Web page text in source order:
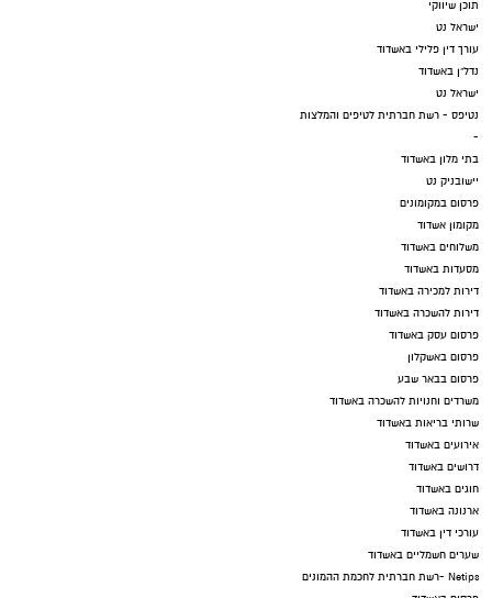
תוכן שיווקי
ישראל נט
עורך דין פלילי באשדוד
נדל"ן באשדוד
ישראל נט
נטיפס - רשת חברתית לטיפים והמלצות
-
בתי מלון באשדוד
יישובניק נט
פרסום במקומונים
מקומון אשדוד
משלוחים באשדוד
מסעדות באשדוד
דירות למכירה באשדוד
דירות להשכרה באשדוד
פרסום עסק באשדוד
פרסום באשקלון
פרסום בבאר שבע
משרדים וחנויות להשכרה באשדוד
שרותי בריאות באשדוד
אירועים באשדוד
דרושים באשדוד
חוגים באשדוד
ארנונה באשדוד
עורכי דין באשדוד
שערים חשמליים באשדוד
Netips -רשת חברתית לחכמת ההמונים